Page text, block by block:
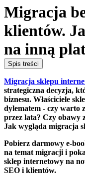
Migracja
klientów.
na inną
Spis treści
Migracja sklepu
strategiczna decyzja,
biznesu. Właściciele
dylematem - czy warto
przez lata? Czy obawy
Jak wygląda migracja
Pobierz darmowy e-
na temat migracji i
sklep internetowy na
SEO i klientów.